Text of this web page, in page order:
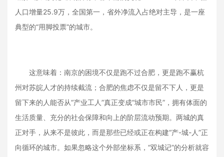
人口增量25.9万，全国第一，省外净流入占绝对主导，是一座
典型的“用脚投票”的城市。
这意味着：南京的困境不仅是跑不过合肥，更是跑不赢杭
州对苏皖人才的持续截流；合肥的焦虑不仅是留不下人，更是
留下来的人能否从“产业工人”真正变成“城市市民”，拥有体面的
生活质量、充分的社会保障和向上的阶层流动预期。两城的真
正对手，从来不是彼此，而是那些已经或正在构建“产-城-人”正
向循环的城市。如果忽略这个外部坐标系，“双城记”的分析就容